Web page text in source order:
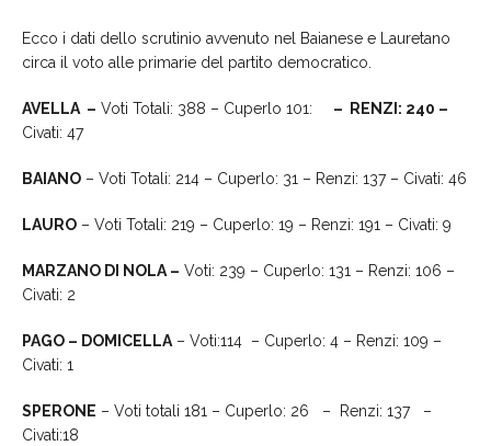
Ecco i dati dello scrutinio avvenuto nel Baianese e Lauretano
circa il voto alle primarie del partito democratico.
AVELLA – Voti Totali: 388 – Cuperlo 101:
– RENZI: 240 –
Civati: 47
BAIANO – Voti Totali: 214 – Cuperlo: 31 – Renzi: 137 – Civati: 46
LAURO – Voti Totali: 219 – Cuperlo: 19 – Renzi: 191 – Civati: 9
MARZANO DI NOLA – Voti: 239 – Cuperlo: 131 – Renzi: 106 –
Civati: 2
PAGO – DOMICELLA– Voti:114 – Cuperlo: 4 – Renzi: 109 –
Civati: 1
SPERONE – Voti totali 181 – Cuperlo: 26 – Renzi: 137 –
Civati:18